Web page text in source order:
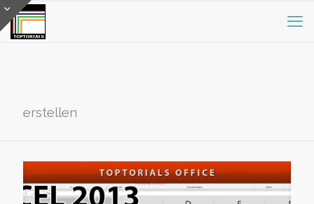
erstellen